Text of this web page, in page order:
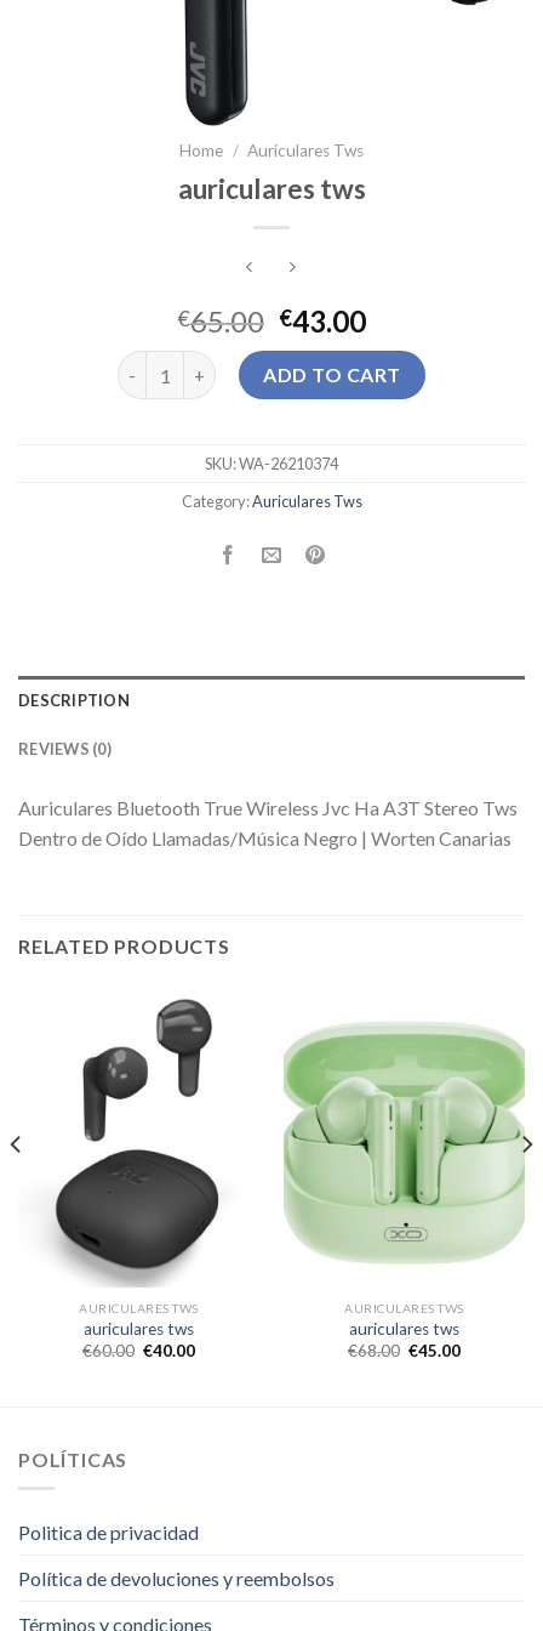
Home / Auriculares Tws
auriculares tws
€65.00 €43.00
auriculares tws quantityADD TO CART
SKU:WA-26210374
Category:Auriculares Tws
DESCRIPTION
REVIEWS (0)
Auriculares Bluetooth True Wireless Jvc Ha A3T Stereo Tws
Dentro de Oído Llamadas/Música Negro | Worten Canarias
RELATED PRODUCTS
AURICULARES TWS
auriculares tws
€60.00 €40.00
AURICULARES TWS
auriculares tws
€68.00 €45.00
POLÍTICAS
Politica de privacidad
Política de devoluciones y reembolsos
Términos y condiciones